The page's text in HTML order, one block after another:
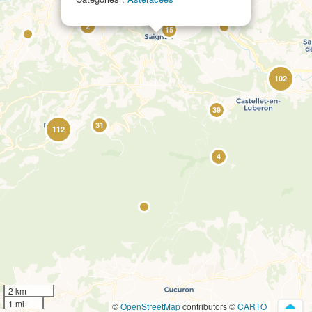
4
39
102
31
112
15
2
2 km
1 mi
©OpenStreetMapcontributors ©CARTO